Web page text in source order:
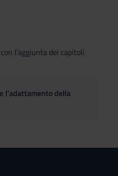
l’aggiunta dei capitoli
l'adattamento della